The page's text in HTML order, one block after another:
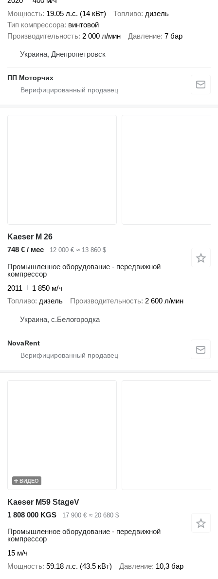
Мощность 19.05 л.с. (14 кВт) Топливо дизель
Тип компрессора винтовой
Производительность 2 000 л/мин Давление 7 бар
Украина, Днепропетровск
ПП Моторчих
Kaeser M 26
748 € / мес
12 000 € ≈ 13 860 $
Промышленное оборудование - передвижной
компрессор
2011
1 850 м/ч
Топливо дизель Производительность 2 600 л/мин
Украина, с.Белогородка
NovaRent
ВИДЕО
Kaeser M59 StageV
1 808 000 KGS
17 900 € ≈ 20 680 $
Промышленное оборудование - передвижной
компрессор
15 м/ч
Мощность 59.18 л.с. (43.5 кВт) Давление 10,3 бар